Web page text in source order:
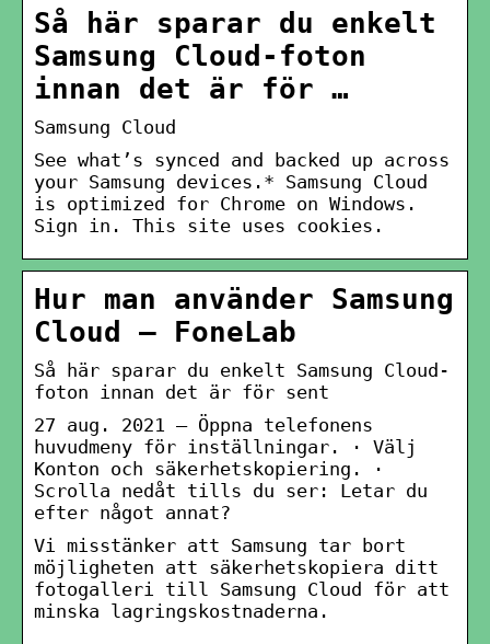
Så här sparar du enkelt
Samsung Cloud-foton
innan det är för …
Samsung Cloud
See what’s synced and backed up across
your Samsung devices.* Samsung Cloud
is optimized for Chrome on Windows.
Sign in. This site uses cookies.
Hur man använder Samsung
Cloud – FoneLab
Så här sparar du enkelt Samsung Cloud-
foton innan det är för sent
27 aug. 2021 — Öppna telefonens
huvudmeny för inställningar. · Välj
Konton och säkerhetskopiering. ·
Scrolla nedåt tills du ser: Letar du
efter något annat?
Vi misstänker att Samsung tar bort
möjligheten att säkerhetskopiera ditt
fotogalleri till Samsung Cloud för att
minska lagringskostnaderna.